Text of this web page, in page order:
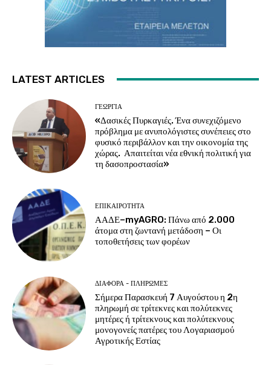
LATEST ARTICLES
ΓΕΩΡΓΊΑ
«Δασικές Πυρκαγιές. Ένα συνεχιζόμενο
πρόβλημα με ανυπολόγιστες συνέπειες στο
φυσικό περιβάλλον και την οικονομία της
χώρας. Απαιτείται νέα εθνική πολιτική για
τη δασοπροστασία»
ΕΠΙΚΑΙΡΌΤΗΤΑ
ΑΑΔΕ–myAGRO: Πάνω από 2.000
άτομα στη ζωντανή μετάδοση – Οι
τοποθετήσεις των φορέων
ΔΙΆΦΟΡΑ - ΠΛΗΡΩΜΈΣ
Σήμερα Παρασκευή 7 Αυγούστου η 2η
πληρωμή σε τρίτεκνες και πολύτεκνες
μητέρες ή τρίτεκνους και πολύτεκνους
μονογονείς πατέρες του Λογαριασμού
Αγροτικής Εστίας